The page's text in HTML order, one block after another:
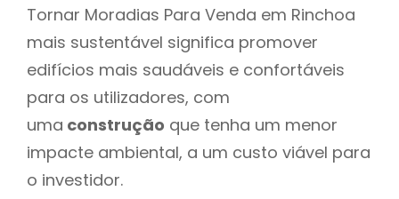
Tornar Moradias Para Venda em Rinchoa
mais sustentável significa promover
edifícios mais saudáveis e confortáveis
para os utilizadores, com
uma construção que tenha um menor
impacte ambiental, a um custo viável para
o investidor.